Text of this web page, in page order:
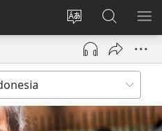
Ganti
bahasa
situs
Log
(terbuka
window
Cari
di
JW.ORG